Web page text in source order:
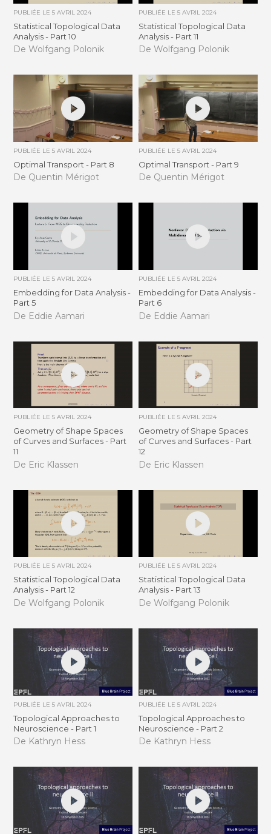
PUBLIÉE LE5 AVRIL 2024
Statistical Topological Data
Analysis - Part 10
De Wolfgang Polonik
PUBLIÉE LE 5 AVRIL 2024
Statistical Topological Data
Analysis - Part 11
De Wolfgang Polonik
PUBLIÉE LE5 AVRIL 2024
Optimal Transport - Part 8
De Quentin Mérigot
PUBLIÉE LE 5 AVRIL 2024
Optimal Transport - Part 9
De Quentin Mérigot
PUBLIÉE LE5 AVRIL 2024
Embedding for Data Analysis -
Part 5
De Eddie Aamari
PUBLIÉE LE 5 AVRIL 2024
Embedding for Data Analysis -
Part 6
De Eddie Aamari
PUBLIÉE LE5 AVRIL 2024
Geometry of Shape Spaces
of Curves and Surfaces - Part
11
De Eric Klassen
PUBLIÉE LE 5 AVRIL 2024
Geometry of Shape Spaces
of Curves and Surfaces - Part
12
De Eric Klassen
PUBLIÉE LE5 AVRIL 2024
Statistical Topological Data
Analysis - Part 12
De Wolfgang Polonik
PUBLIÉE LE 5 AVRIL 2024
Statistical Topological Data
Analysis - Part 13
De Wolfgang Polonik
PUBLIÉE LE5 AVRIL 2024
Topological Approaches to
Neuroscience - Part 1
De Kathryn Hess
PUBLIÉE LE 5 AVRIL 2024
Topological Approaches to
Neuroscience - Part 2
De Kathryn Hess